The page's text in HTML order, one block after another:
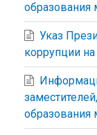
образования
Указ
коррупции
образования